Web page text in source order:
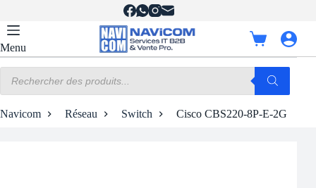
contenu
Menu
Panier
d’achat
produits
Navicom Réseau Switch Cisco CBS220-8P-E-2G